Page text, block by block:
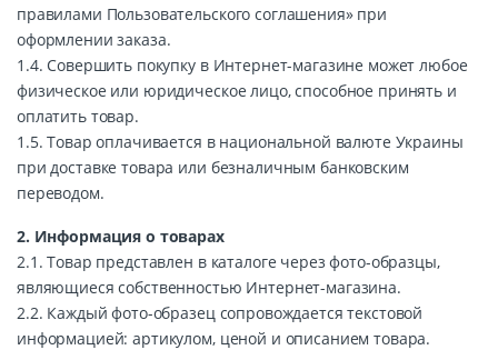
правилами Пользовательского соглашения» при
оформлении заказа.
1.4. Совершить покупку в Интернет-магазине может любое
физическое или юридическое лицо, способное принять и
оплатить товар.
1.5. Товар оплачивается в национальной валюте Украины
при доставке товара или безналичным банковским
переводом.
2. Информация о товарах
2.1. Товар представлен в каталоге через фото-образцы,
являющиеся собственностью Интернет-магазина.
2.2. Каждый фото-образец сопровождается текстовой
информацией: артикулом, ценой и описанием товара.